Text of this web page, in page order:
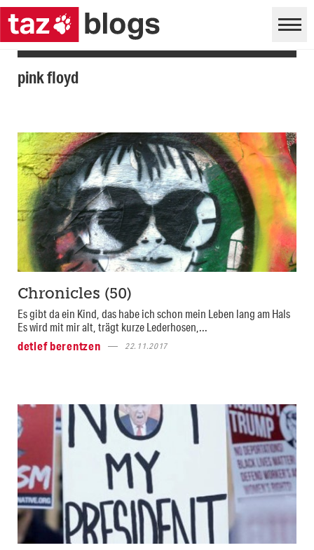
pink floyd
Chronicles (50)
Es gibt da ein Kind, das habe ich schon mein Leben lang am Hals
Es wird mit mir alt, trägt kurze Lederhosen,...
detlef berentzen
22.11.2017